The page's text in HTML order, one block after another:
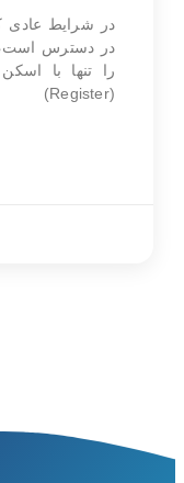
در شرایط عادی
(Register)